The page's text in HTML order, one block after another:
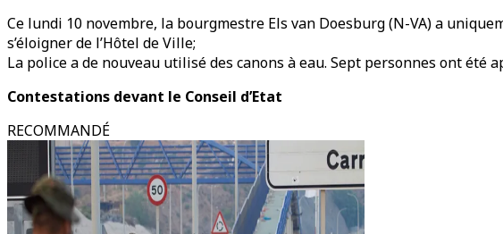
Ce lundi 10 novembre, la bourgmestre Els van Doesburg (N-VA) a
s’éloigner de l’Hôtel de Ville;
La police a de nouveau utilisé des canons à eau. Sept personnes ont été
Contestations devant le Conseil d’Etat
RECOMMANDÉ